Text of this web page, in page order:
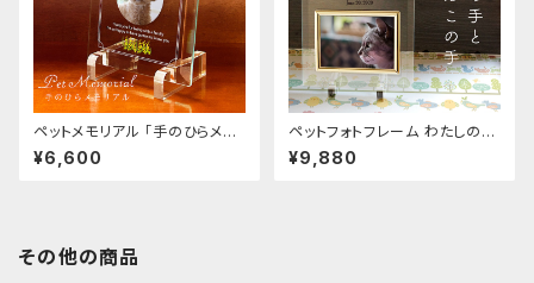
ペットメモリアル 「手のひらメモ
リアル」 12×14cmガラス楯 思い
出写真 ペット位牌 御仏前
¥6,600
ペットフォトフレーム わたしの手
とにゃんこの手 オーダーメイド
名入れ
¥9,880
その他の商品